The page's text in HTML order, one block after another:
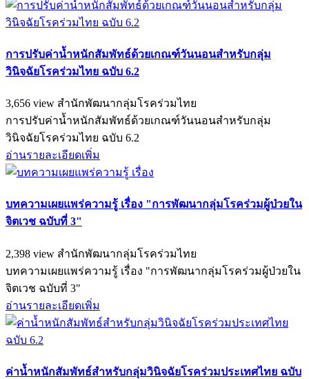
การปรับค่าน้ำหนักสัมพัทธ์ด้วยเกณฑ์วันนอนสำหรับกลุ่ม
วินิจฉัยโรคร่วมไทย ฉบับ 6.2
3,656 view สำนักพัฒนากลุ่มโรคร่วมไทย
การปรับค่าน้ำหนักสัมพัทธ์ด้วยเกณฑ์วันนอนสำหรับกลุ่ม
วินิจฉัยโรคร่วมไทย ฉบับ 6.2
อ่านรายละเอียดเพิ่ม
บทความเผยแพร่ความรู้ เรื่อง "การพัฒนากลุ่มโรคร่วมผู้ป่วยใน
จิตเวช ฉบับที่ 3"
2,398 view สำนักพัฒนากลุ่มโรคร่วมไทย
บทความเผยแพร่ความรู้ เรื่อง "การพัฒนากลุ่มโรคร่วมผู้ป่วยใน
จิตเวช ฉบับที่ 3"
อ่านรายละเอียดเพิ่ม
ค่าน้ำหนักสัมพัทธ์สำหรับกลุ่มวินิจฉัยโรคร่วมประเทศไทย ฉบับ